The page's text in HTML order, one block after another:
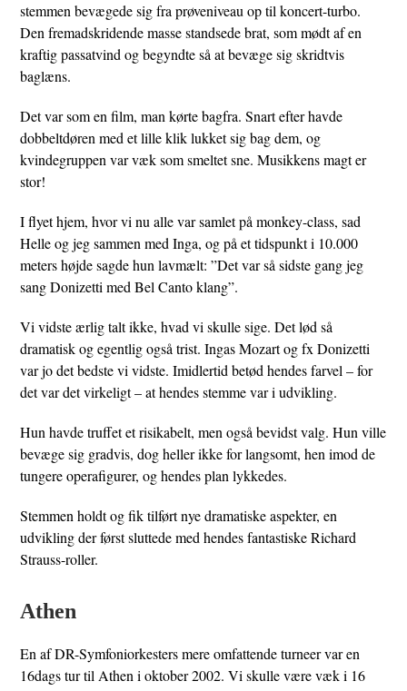
stemmen bevægede sig fra prøveniveau op til koncert-turbo.
Den fremadskridende masse standsede brat, som mødt af en
kraftig passatvind og begyndte så at bevæge sig skridtvis
baglæns.
Det var som en film, man kørte bagfra. Snart efter havde
dobbeltdøren med et lille klik lukket sig bag dem, og
kvindegruppen var væk som smeltet sne. Musikkens magt er
stor!
I flyet hjem, hvor vi nu alle var samlet på monkey-class, sad
Helle og jeg sammen med Inga, og på et tidspunkt i 10.000
meters højde sagde hun lavmælt: ”Det var så sidste gang jeg
sang Donizetti med Bel Canto klang”.
Vi vidste ærlig talt ikke, hvad vi skulle sige. Det lød så
dramatisk og egentlig også trist. Ingas Mozart og fx Donizetti
var jo det bedste vi vidste. Imidlertid betød hendes farvel – for
det var det virkeligt – at hendes stemme var i udvikling.
Hun havde truffet et risikabelt, men også bevidst valg. Hun ville
bevæge sig gradvis, dog heller ikke for langsomt, hen imod de
tungere operafigurer, og hendes plan lykkedes.
Stemmen holdt og fik tilført nye dramatiske aspekter, en
udvikling der først sluttede med hendes fantastiske Richard
Strauss-roller.
Athen
En af DR-Symfoniorkesters mere omfattende turneer var en
16dags tur til Athen i oktober 2002. Vi skulle være væk i 16